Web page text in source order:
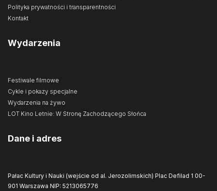
Polityka prywatności i transparentności
Kontakt
Wydarzenia
Festiwale filmowe
Cykle i pokazy specjalne
Wydarzenia na żywo
LOT Kino Letnie: W Stronę Zachodzącego Słońca
Dane i adres
Pałac Kultury i Nauki (wejście od al. Jerozolimskich) Plac Defilad 1 00-
901 Warszawa NIP: 5213065776